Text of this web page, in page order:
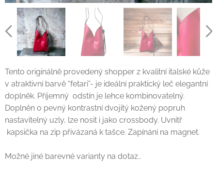
Tento originálně provedený shopper z kvalitní italské kůže
v atraktivní barvě “fetari”- je ideální praktický leč elegantní
doplněk. Příjemný odstín je lehce kombinovatelný.
Doplněn o pevný kontrastní dvojitý kožený popruh
nastavitelný uzly, lze nosit i jako crossbody. Uvnitř
kapsička na zip přivázaná k tašce. Zapínání na magnet.
Možné jiné barevné varianty na dotaz..